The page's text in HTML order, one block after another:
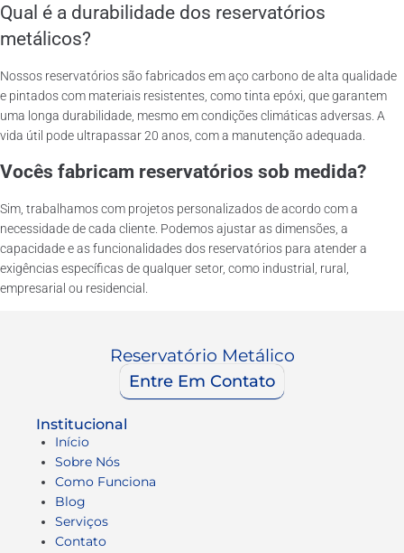
Qual é a durabilidade dos reservatórios
metálicos?
Nossos reservatórios são fabricados em aço carbono de alta qualidade
e pintados com materiais resistentes, como tinta epóxi, que garantem
uma longa durabilidade, mesmo em condições climáticas adversas. A
vida útil pode ultrapassar 20 anos, com a manutenção adequada.
Vocês fabricam reservatórios sob medida?
Sim, trabalhamos com projetos personalizados de acordo com a
necessidade de cada cliente. Podemos ajustar as dimensões, a
capacidade e as funcionalidades dos reservatórios para atender a
exigências específicas de qualquer setor, como industrial, rural,
empresarial ou residencial.
Reservatório Metálico
Entre Em Contato
Institucional
Início
Sobre Nós
Como Funciona
Blog
Serviços
Contato